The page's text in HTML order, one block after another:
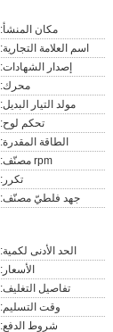
مكان المنشأ:
اسم العلامة التجارية:
إصدار الشهادات:
محرك:
مولد التيار البديل:
تحكم لوح:
الطاقة المقدرة:
rpm مصنّف:
تكرر:
جهد فلطيّ مصنّف:
الحد الأدنى لكمية:
الأسعار:
تفاصيل التغليف:
وقت التسليم:
شروط الدفع: